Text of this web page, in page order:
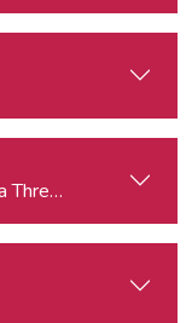
Threat to Press